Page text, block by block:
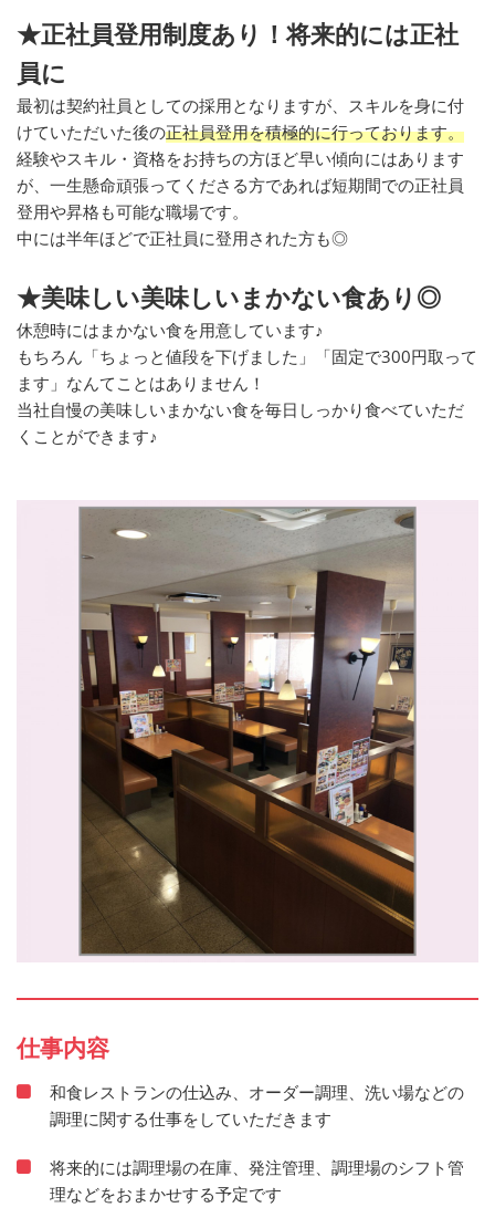
★正社員登用制度あり！将来的には正社
員に
最初は契約社員としての採用となりますが、スキルを身に付
けていただいた後の正社員登用を積極的に行っております。
経験やスキル・資格をお持ちの方ほど早い傾向にはあります
が、一生懸命頑張ってくださる方であれば短期間での正社員
登用や昇格も可能な職場です。
中には半年ほどで正社員に登用された方も◎
★美味しい美味しいまかない食あり◎
休憩時にはまかない食を用意しています♪
もちろん「ちょっと値段を下げました」「固定で300円取って
ます」なんてことはありません！
当社自慢の美味しいまかない食を毎日しっかり食べていただ
くことができます♪
仕事内容
和食レストランの仕込み、オーダー調理、洗い場などの
調理に関する仕事をしていただきます
将来的には調理場の在庫、発注管理、調理場のシフト管
理などをおまかせする予定です